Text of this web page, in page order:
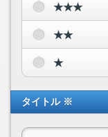
★★★
★★
★
タイトル ※